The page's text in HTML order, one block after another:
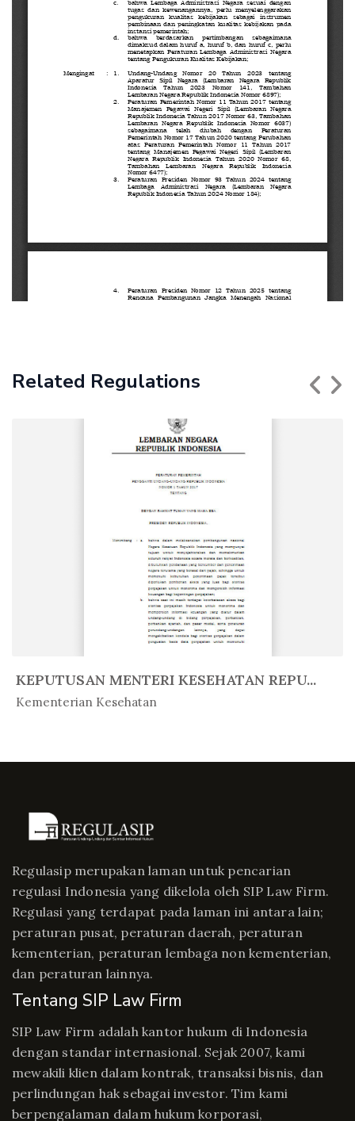
Related Regulations
KEPUTUSAN MENTERI KESEHATAN REPU...
Kementerian Kesehatan
In Peratur...
Regulasip merupakan laman untuk pencarian
regulasi Indonesia yang dikelola oleh SIP Law Firm.
Regulasi yang terdapat pada laman ini antara lain;
peraturan pusat, peraturan daerah, peraturan
kementerian, peraturan lembaga non kementerian,
dan peraturan lainnya.
Tentang SIP Law Firm
SIP Law Firm adalah kantor hukum di Indonesia
dengan standar internasional. Sejak 2007, kami
mewakili klien dalam kontrak, transaksi bisnis, dan
perlindungan hak sebagai investor. Tim kami
berpengalaman dalam hukum korporasi,